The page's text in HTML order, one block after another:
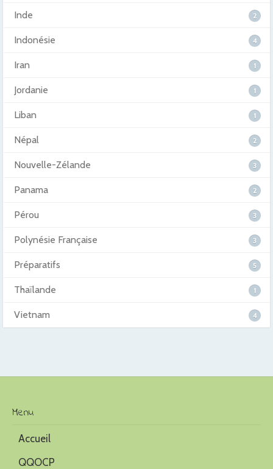
Inde 2
Indonésie 4
Iran 1
Jordanie 1
Liban 1
Népal 2
Nouvelle-Zélande 3
Panama 2
Pérou 3
Polynésie Française 3
Préparatifs 5
Thaïlande 1
Vietnam 4
Menu
Accueil
QQOCP